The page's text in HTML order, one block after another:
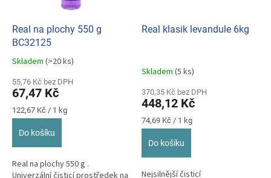
Real na plochy 550 g
BC32125
Průměrné
produktu
je
5,0
z
Skladem (>20 ks)
55,76 Kč bez DPH
67,47 Kč
Měrná
cena:
122,67 Kč / 1 kg
Do košíku
Real na plochy 550 g .
Real klasik levandule 6kg
Skladem (5 ks)
370,35 Kč bez DPH
448,12 Kč
Měrná
cena:
74,69 Kč / 1 kg
Do košíku
Nejsilnější čisticí